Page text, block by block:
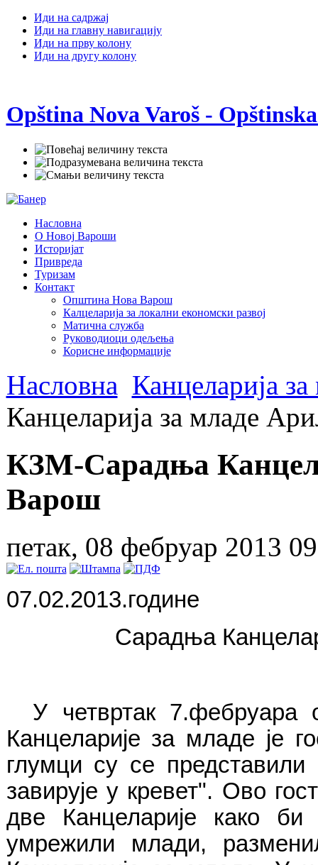
Иди на садржај
Иди на главну навигацију
Иди на прву колону
Иди на другу колону
Opština Nova Varoš -
Насловна
О Новој Вароши
Историјат
Привреда
Туризам
Контакт
Општина Нова Варош
Калцеларија за локални економски развој
Матична служба
Руководиоци одељења
Корисне информације
Насловна Канцеларија
Канцеларија за младе
КЗМ-Сарадња
Варош
петак, 08 фебруар 2013
07.02.2013.године
Сарадња
У четвртак
Канцеларије за младе је
глумци су се
завирује у кревет". Ово
две Канцеларије како би
умрежили млади,